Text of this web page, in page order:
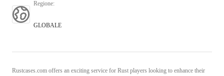
Regione:
GLOBALE
Rustcases.com offers an exciting service for Rust players looking to enhance their